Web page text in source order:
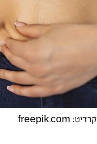
קרדיט: freepik.com